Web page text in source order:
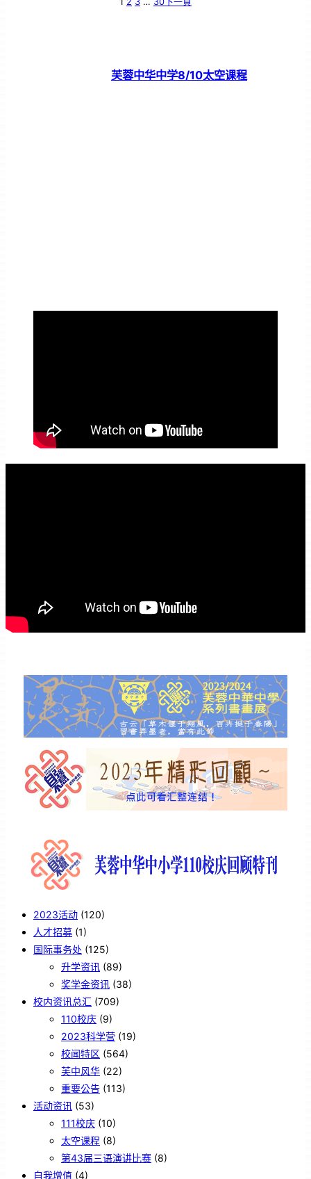
芙蓉中华中学8/10太空课程
2023活动 (120)
人才招募 (1)
国际事务处 (125)
升学资讯 (89)
奖学金资讯 (38)
校内资讯总汇 (709)
110校庆 (9)
2023科学营 (19)
校闻特区 (564)
芙中风华 (22)
重要公告 (113)
活动资讯 (53)
111校庆 (10)
太空课程 (8)
第43届三语演讲比赛 (8)
自我增值 (4)